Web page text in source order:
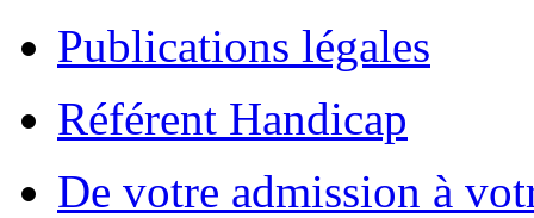
Publications légales
Référent Handicap
De votre admission à